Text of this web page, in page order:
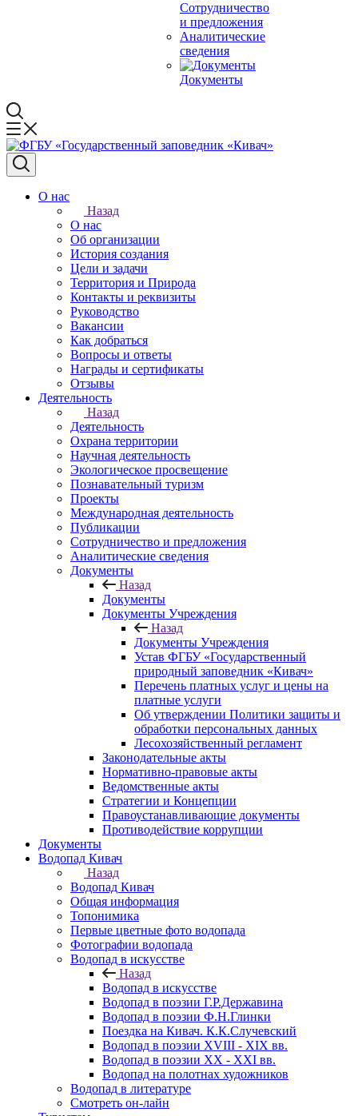
Сотрудничество
и предложения
Аналитические
сведения
Документы
О нас
Назад
О нас
Об организации
История создания
Цели и задачи
Территория и Природа
Контакты и реквизиты
Руководство
Вакансии
Как добраться
Вопросы и ответы
Награды и сертификаты
Отзывы
Деятельность
Назад
Деятельность
Охрана территории
Научная деятельность
Экологическое просвещение
Познавательный туризм
Проекты
Международная деятельность
Публикации
Сотрудничество и предложения
Аналитические сведения
Документы
Назад
Документы
Документы Учреждения
Назад
Документы Учреждения
Устав ФГБУ «Государственный
природный заповедник «Кивач»
Перечень платных услуг и цены на
платные услуги
Об утверждении Политики защиты и
обработки персональных данных
Лесохозяйственный регламент
Законодательные акты
Нормативно-правовые акты
Ведомственные акты
Стратегии и Концепции
Правоустанавливающие документы
Противодействие коррупции
Документы
Водопад Кивач
Назад
Водопад Кивач
Общая информация
Топонимика
Первые цветные фото водопада
Фотографии водопада
Водопад в искусстве
Назад
Водопад в искусстве
Водопад в поэзии Г.Р.Державина
Водопад в поэзии Ф.Н.Глинки
Поездка на Кивач. К.К.Случевский
Водопад в поэзии XVIII - XIX вв.
Водопад в поэзии XX - XXI вв.
Водопад на полотнах художников
Водопад в литературе
Смотреть он-лайн